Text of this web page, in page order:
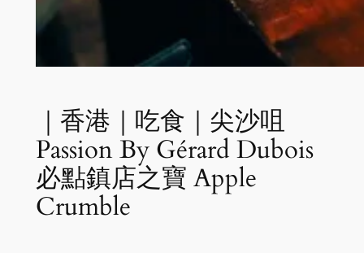
｜香港｜吃食｜尖沙咀
Passion By Gérard Dubois
必點鎮店之寶 Apple
Crumble